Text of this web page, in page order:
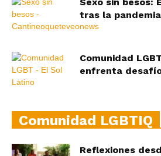
tras la
Comunidad
enfrenta
Comunidad LGBTIQ
Reflexiones